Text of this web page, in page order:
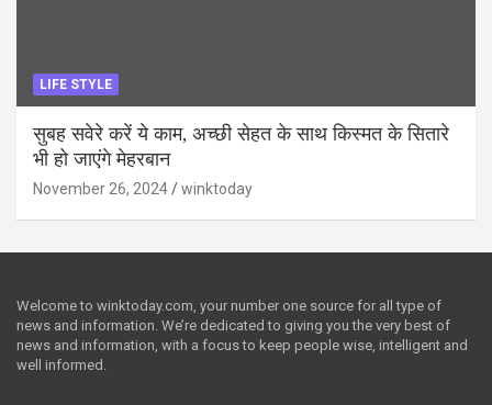
LIFE STYLE
सुबह सवेरे करें ये काम, अच्छी सेहत के साथ किस्मत के सितारे
भी हो जाएंगे मेहरबान
November 26, 2024 winktoday
Welcome to winktoday.com, your number one source for all type of
news and information. We’re dedicated to giving you the very best of
news and information, with a focus to keep people wise, intelligent and
well informed.